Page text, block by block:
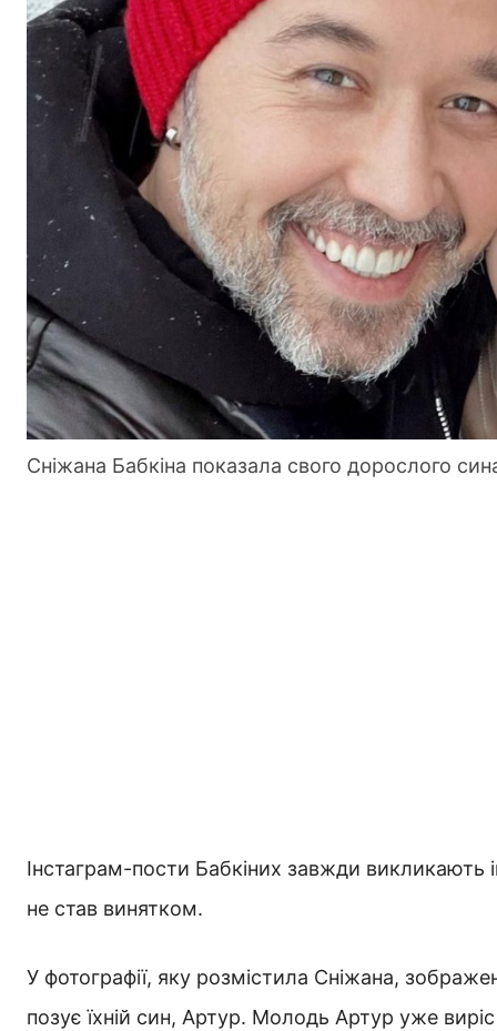
Сніжана Бабкіна показала свого дорослого
Інстаграм-пости Бабкіних завжди викликають
не став винятком.
У фотографії, яку розмістила Сніжана,
позує їхній син, Артур. Молодь Артур уже